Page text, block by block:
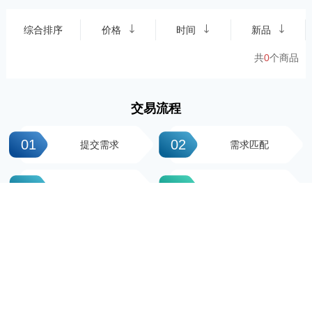
综合排序 价格 时间 新品
共0个商品
交易流程
01 提交需求 02 需求匹配
03 04